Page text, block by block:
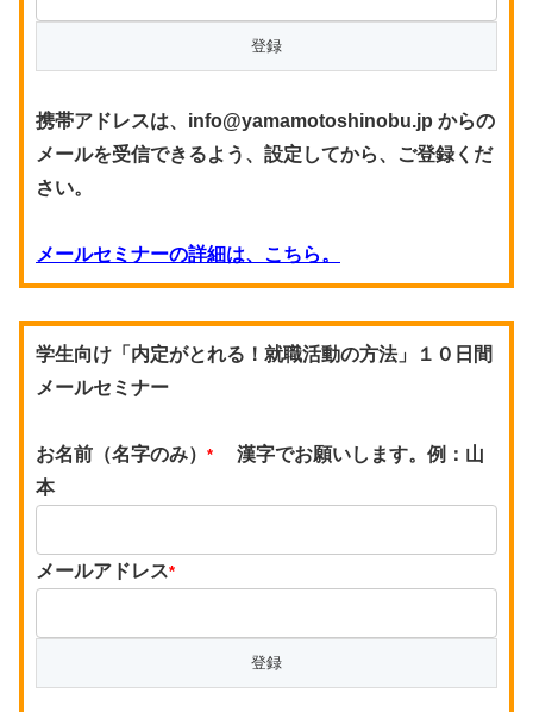
携帯アドレスは、info@yamamotoshinobu.jp からの
メールを受信できるよう、設定してから、ご登録くだ
さい。
メールセミナーの詳細は、こちら。
学生向け「内定がとれる！就職活動の方法」１０日間
メールセミナー
お名前（名字のみ） *
漢字でお願いします。例：山
本
メールアドレス*